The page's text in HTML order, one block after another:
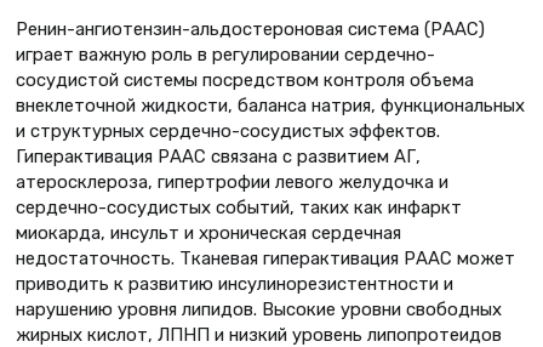
Ренин-ангиотензин-альдостероновая система (РААС)
играет важную роль в регулировании сердечно-
сосудистой системы посредством контроля объема
внеклеточной жидкости, баланса натрия, функциональных
и структурных сердечно-сосудистых эффектов.
Гиперактивация РААС связана с развитием АГ,
атеросклероза, гипертрофии левого желудочка и
сердечно-сосудистых событий, таких как инфаркт
миокарда, инсульт и хроническая сердечная
недостаточность. Тканевая гиперактивация РААС может
приводить к развитию инсулинорезистентности и
нарушению уровня липидов. Высокие уровни свободных
жирных кислот, ЛПНП и низкий уровень липопротеидов